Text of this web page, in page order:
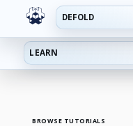
DEFOLD
LEARN
BROWSE TUTORIALS